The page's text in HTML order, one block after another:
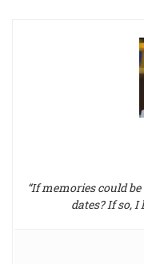
“If memories could
dates? If so, I